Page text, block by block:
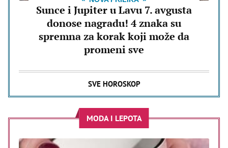
Sunce i Jupiter u Lavu 7. avgusta
donose nagradu! 4 znaka su
spremna za korak koji može da
promeni sve
SVE HOROSKOP
MODA I LEPOTA